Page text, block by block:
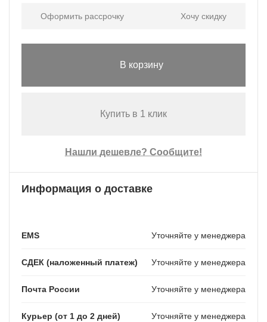
Оформить рассрочку Хочу скидку
В корзину
Купить в 1 клик
Нашли дешевле? Сообщите!
Информация о доставке
EMS Уточняйте у менеджера
СДЕК (наложенный платеж) Уточняйте у менеджера
Почта России Уточняйте у менеджера
Курьер (от 1 до 2 дней) Уточняйте у менеджера